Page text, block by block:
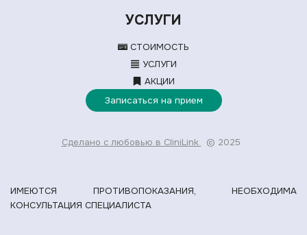
УСЛУГИ
СТОИМОСТЬ
УСЛУГИ
АКЦИИ
Записаться на прием
Сделано с любовью в CliniLink © 2025
ИМЕЮТСЯ ПРОТИВОПОКАЗАНИЯ, НЕОБХОДИМА
КОНСУЛЬТАЦИЯ СПЕЦИАЛИСТА